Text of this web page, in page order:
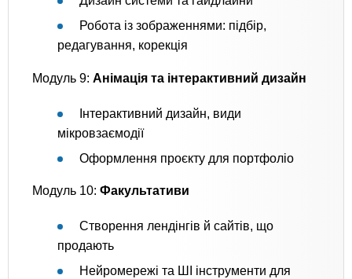
Робота із зображеннями: підбір,
редагування, корекція
Модуль 9: Анімація та інтерактивний дизайн
Інтерактивний дизайн, види
мікровзаємодії
Оформлення проєкту для портфоліо
Модуль 10: Факультативи
Створення лендінгів й сайтів, що
продають
Нейромережі та ШІ інструменти для